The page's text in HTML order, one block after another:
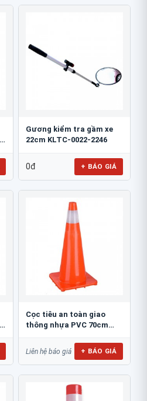
Gương kiểm tra gầm xe
22cm KLTC-0022-2246
0đ + BÁO GIÁ
Cọc tiêu an toàn giao
thông nhựa PVC 70cm
Liên hệ báo giá + BÁO GIÁ